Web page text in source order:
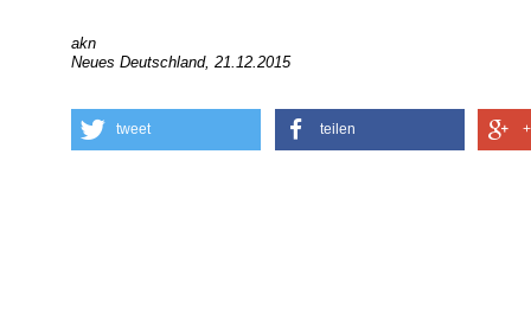
akn
Neues Deutschland, 21.12.2015
tweet teilen